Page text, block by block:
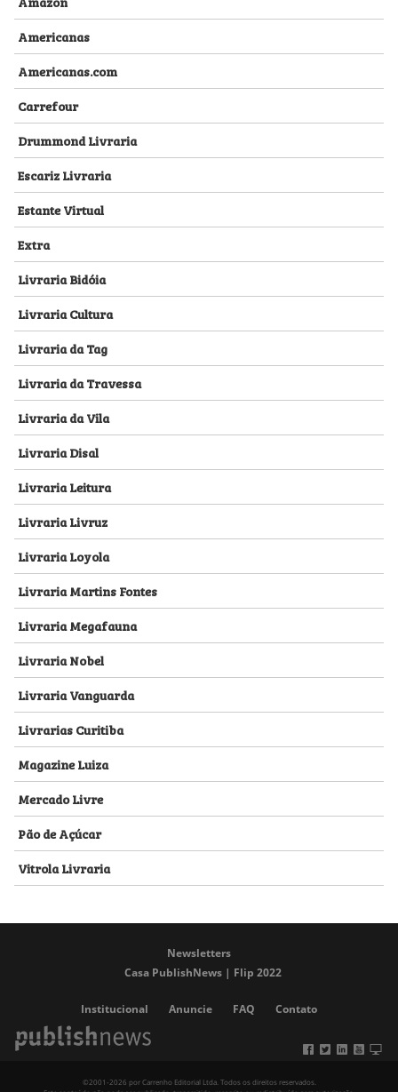
Americanas
Americanas.com
Carrefour
Drummond Livraria
Escariz Livraria
Estante Virtual
Extra
Livraria Bidóia
Livraria Cultura
Livraria da Tag
Livraria da Travessa
Livraria da Vila
Livraria Disal
Livraria Leitura
Livraria Livruz
Livraria Loyola
Livraria Martins Fontes
Livraria Megafauna
Livraria Nobel
Livraria Vanguarda
Livrarias Curitiba
Magazine Luiza
Mercado Livre
Pão de Açúcar
Vitrola Livraria
Newsletters
Casa PublishNews | Flip 2022
Institucional Anuncie FAQ Contato
©2001-2026 por Carrenho Editorial Ltda. Todos os direitos reservados.